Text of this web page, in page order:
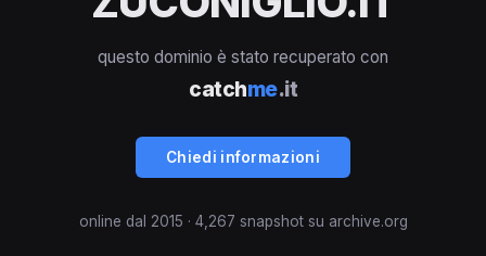
questo dominio è stato recuperato con
catchme.it
Chiedi informazioni
online dal 2015 · 4,267 snapshot su archive.org